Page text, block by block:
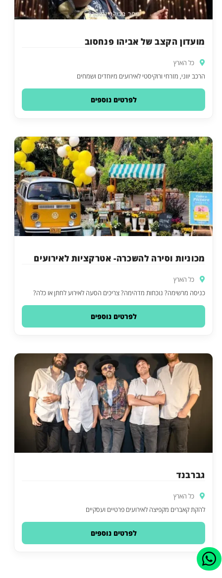
מועדון הקצב של אביהו פנחסוב
כל הארץ
הרכב יווני, מזרחי ורוקיסטי לאירועים מיוחדים ושמחים
לפרטים נוספים
מכוניות וסירה להשכרה- אטרקציות לאירועים
כל הארץ
כניסה מרשימה? נוכחות מדהימה? צריכים הסעה לאירוע לחתן או כלה?
לפרטים נוספים
גברבנד
כל הארץ
להקת קאברים מקפיצה לאירועים פרטיים ועסקיים
לפרטים נוספים